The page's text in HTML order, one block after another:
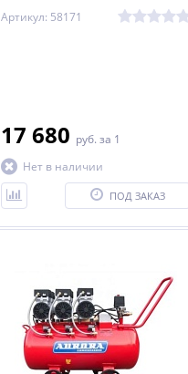
24 литра, 206 л/мин Denzel
Артикул: 58171
17 680 руб. за 1
Нет в наличии
ПОД ЗАКАЗ